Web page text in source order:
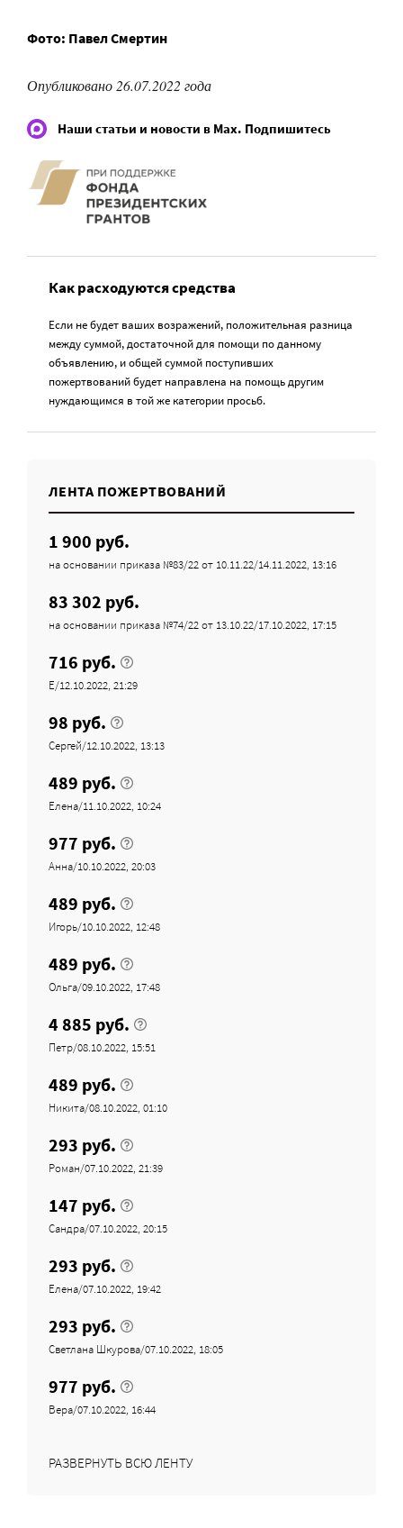
Фото: Павел Смертин
Опубликовано 26.07.2022 года
Наши статьи и новости в Max. Подпишитесь
Как расходуются средства
Если не будет ваших возражений, положительная разница
между суммой, достаточной для помощи по данному
объявлению, и общей суммой поступивших
пожертвований будет направлена на помощь другим
нуждающимся в той же категории просьб.
ЛЕНТА ПОЖЕРТВОВАНИЙ
1 900 руб.
на основании приказа №83/22 от 10.11.22/14.11.2022, 13:16
83 302 руб.
на основании приказа №74/22 от 13.10.22/17.10.2022, 17:15
716 руб.
Е/12.10.2022, 21:29
98 руб.
Сергей/12.10.2022, 13:13
489 руб.
Елена/11.10.2022, 10:24
977 руб.
Анна/10.10.2022, 20:03
489 руб.
Игорь/10.10.2022, 12:48
489 руб.
Ольга/09.10.2022, 17:48
4 885 руб.
Петр/08.10.2022, 15:51
489 руб.
Никита/08.10.2022, 01:10
293 руб.
Роман/07.10.2022, 21:39
147 руб.
Сандра/07.10.2022, 20:15
293 руб.
Елена/07.10.2022, 19:42
293 руб.
Светлана Шкурова/07.10.2022, 18:05
977 руб.
Вера/07.10.2022, 16:44
РАЗВЕРНУТЬ ВСЮ ЛЕНТУ